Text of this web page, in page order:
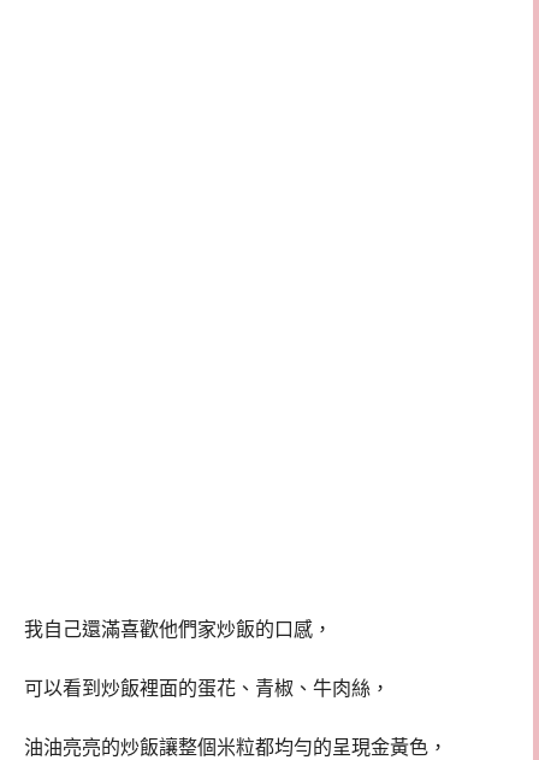
我自己還滿喜歡他們家炒飯的口感，
可以看到炒飯裡面的蛋花、青椒、牛肉絲，
油油亮亮的炒飯讓整個米粒都均勻的呈現金黃色，